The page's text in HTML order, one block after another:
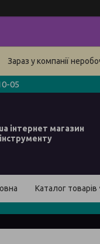
Зараз у компанії
05
інтернет магазин
Каталог товарів